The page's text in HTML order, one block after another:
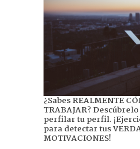
¿Sabes REALMENTE
TRABAJAR?
perfilar tu perfil.
para detectar tus
MOTIVACIONES!